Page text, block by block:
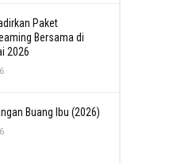
Paket
Bersama di
2026
Buang Ibu (2026)